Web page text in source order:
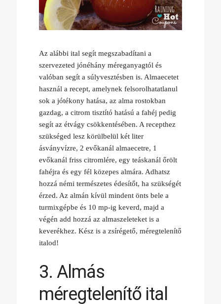
Az alábbi ital segít megszabadítani a
szervezeted jónéhány méreganyagtól és
valóban segít a súlyvesztésben is. Almaecetet
használ a recept, amelynek felsorolhatatlanul
sok a jótékony hatása, az alma rostokban
gazdag, a citrom tisztító hatású a fahéj pedig
segít az étvágy csökkentésében. A recepthez
szükséged lesz körülbelül két liter
ásványvízre, 2 evőkanál almaecetre, 1
evőkanál friss citromlére, egy teáskanál őrölt
fahéjra és egy fél közepes almára. Adhatsz
hozzá némi természetes édesítőt, ha szükségét
érzed. Az almán kívül mindent önts bele a
turmixgépbe és 10 mp-ig keverd, majd a
végén add hozzá az almaszeleteket is a
keverékhez. Kész is a zsírégető, méregtelenítő
italod!
3. Almás
méregtelenítő ital